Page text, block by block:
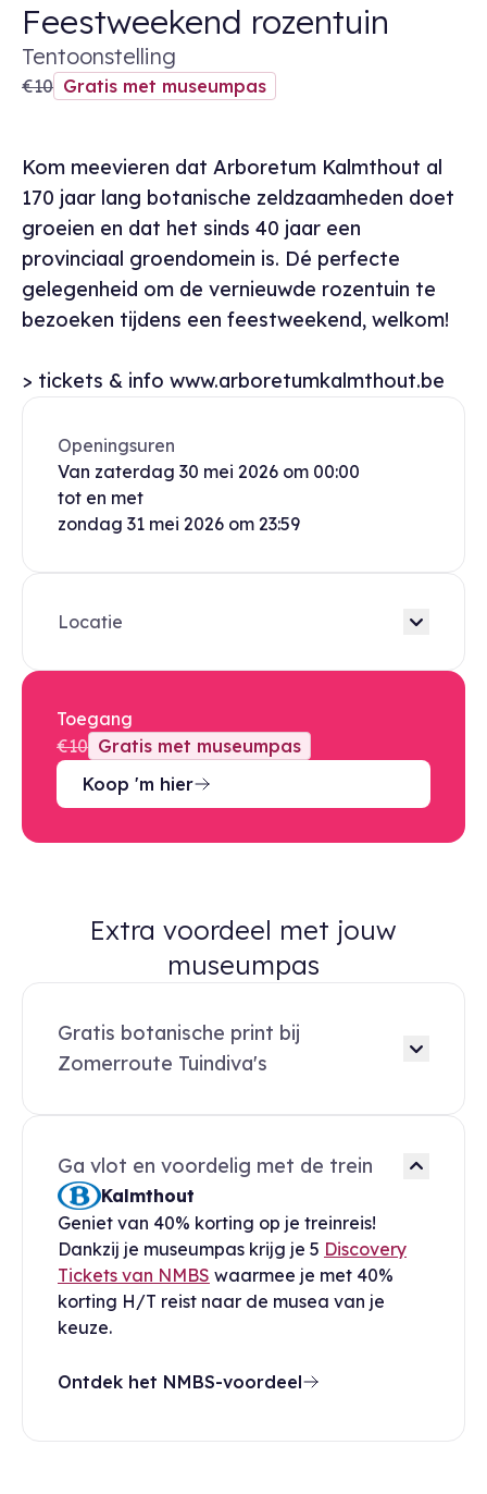
Feestweekend rozentuin
Tentoonstelling
€10 Gratis met museumpas
Kom meevieren dat Arboretum Kalmthout al
170 jaar lang botanische zeldzaamheden doet
groeien en dat het sinds 40 jaar een
provinciaal groendomein is. Dé perfecte
gelegenheid om de vernieuwde rozentuin te
bezoeken tijdens een feestweekend, welkom!
> tickets & info www.arboretumkalmthout.be
Openingsuren
Van zaterdag 30 mei 2026 om 00:00
tot en met
zondag 31 mei 2026 om 23:59
Locatie
Toegang
€10 Gratis met museumpas
Koop 'm hier
Extra voordeel met jouw
museumpas
Gratis botanische print bij
Zomerroute Tuindiva's
Ga vlot en voordelig met de trein
Kalmthout
Geniet van 40% korting op je treinreis!
Dankzij je museumpas krijg je 5 Discovery
Tickets van NMBS waarmee je met 40%
korting H/T reist naar de musea van je
keuze.
Ontdek het NMBS-voordeel